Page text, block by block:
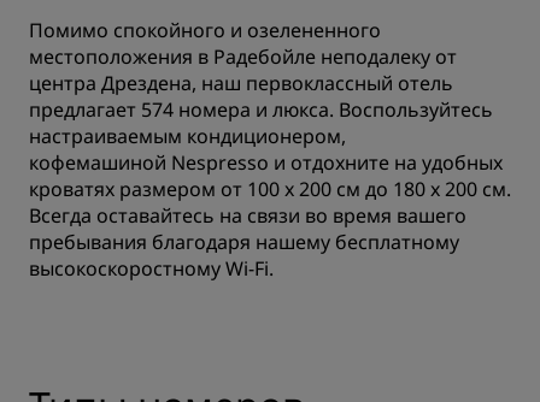
Помимо спокойного и озелененного
местоположения в Радебойле неподалеку от
центра Дрездена, наш первоклассный отель
предлагает 574 номера и люкса. Воспользуйтесь
настраиваемым кондиционером,
кофемашиной Nespresso и отдохните на удобных
кроватях размером от 100 х 200 см до 180 х 200 см.
Всегда оставайтесь на связи во время вашего
пребывания благодаря нашему бесплатному
высокоскоростному Wi-Fi.